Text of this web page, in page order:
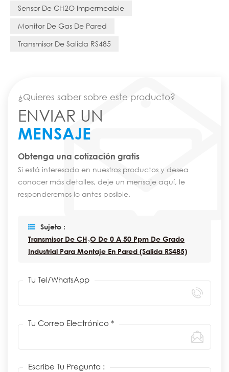
Sensor De CH2O Impermeable
Monitor De Gas De Pared
Transmisor De Salida RS485
¿Quieres saber sobre este producto?
ENVIAR UN
MENSAJE
Obtenga una cotización gratis
Si está interesado en nuestros productos y desea
conocer más detalles, deje un mensaje aquí, le
responderemos lo antes posible.
Sujeto :
Transmisor De CH₂O De 0 A 50 Ppm De Grado
Industrial Para Montaje En Pared (salida RS485)
Tu Tel/WhatsApp
Tu Correo Electrónico *
Escribe Tu Pregunta :